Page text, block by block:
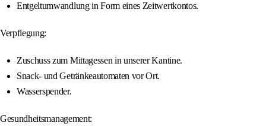
Entgeltumwandlung in Form eines Zeitwertkontos.
Verpflegung:
Zuschuss zum Mittagessen in unserer Kantine.
Snack- und Getränkeautomaten vor Ort.
Wasserspender.
Gesundheitsmanagement: